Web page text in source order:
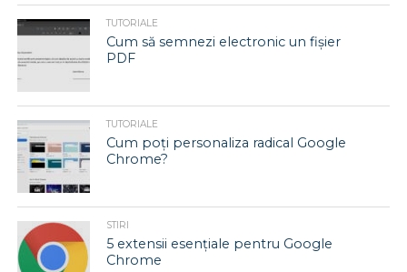
TUTORIALE
Cum să semnezi electronic un fișier
PDF
TUTORIALE
Cum poți personaliza radical Google
Chrome?
STIRI
5 extensii esențiale pentru Google
Chrome